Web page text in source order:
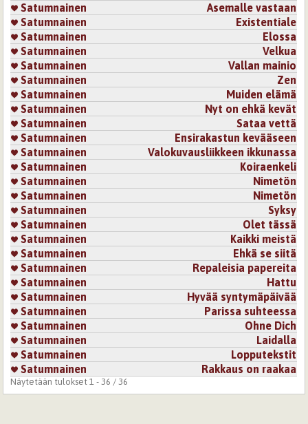
Satumnainen
Asemalle vastaan
Satumnainen
Existentiale
Satumnainen
Elossa
Satumnainen
Velkua
Satumnainen
Vallan mainio
Satumnainen
Zen
Satumnainen
Muiden elämä
Satumnainen
Nyt on ehkä kevät
Satumnainen
Sataa vettä
Satumnainen
Ensirakastun kevääseen
Satumnainen
Valokuvausliikkeen ikkunassa
Satumnainen
Koiraenkeli
Satumnainen
Nimetön
Satumnainen
Nimetön
Satumnainen
Syksy
Satumnainen
Olet tässä
Satumnainen
Kaikki meistä
Satumnainen
Ehkä se siitä
Satumnainen
Repaleisia papereita
Satumnainen
Hattu
Satumnainen
Hyvää syntymäpäivää
Satumnainen
Parissa suhteessa
Satumnainen
Ohne Dich
Satumnainen
Laidalla
Satumnainen
Lopputekstit
Satumnainen
Rakkaus on raakaa
Näytetään tulokset 1 - 36 / 36